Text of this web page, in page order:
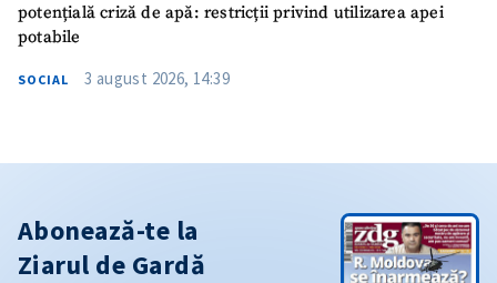
potențială criză de apă: restricții privind utilizarea apei
potabile
SOCIAL 3 august 2026, 14:39
Abonează-te la
Ziarul de Gardă